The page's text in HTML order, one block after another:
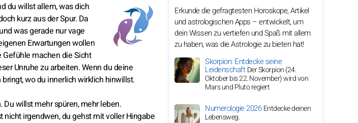
du willst allem, was dich
kurz aus der Spur. Da
was gerade nur vage
Erwartungen wollen
machen die Sicht
Unruhe zu arbeiten. Wenn du deine
wo du innerlich wirklich hinwillst.
willst mehr spüren, mehr leben.
irgendwen, du gehst mit voller Hingabe
Erkunde die gefragtesten Horoskope, Artikel
und astrologischen Apps – entwickelt, um
dein Wissen zu vertiefen und Spaß mit allem
zu haben, was die Astrologie zu bieten hat!
Skorpion: Entdecke seine
LeidenschaftDer Skorpion (24.
Oktober bis 22. November) wird von
Mars und Pluto regiert
Numerologie 2026Entdecke deinen
Lebensweg.